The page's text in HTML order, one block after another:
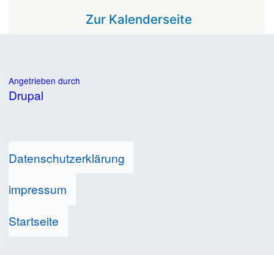
Zur Kalenderseite
Angetrieben durch
Drupal
Datenschutzerklärung
impressum
Startseite